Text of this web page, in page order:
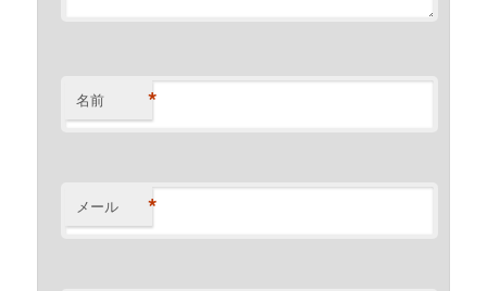
名前 *
メール *